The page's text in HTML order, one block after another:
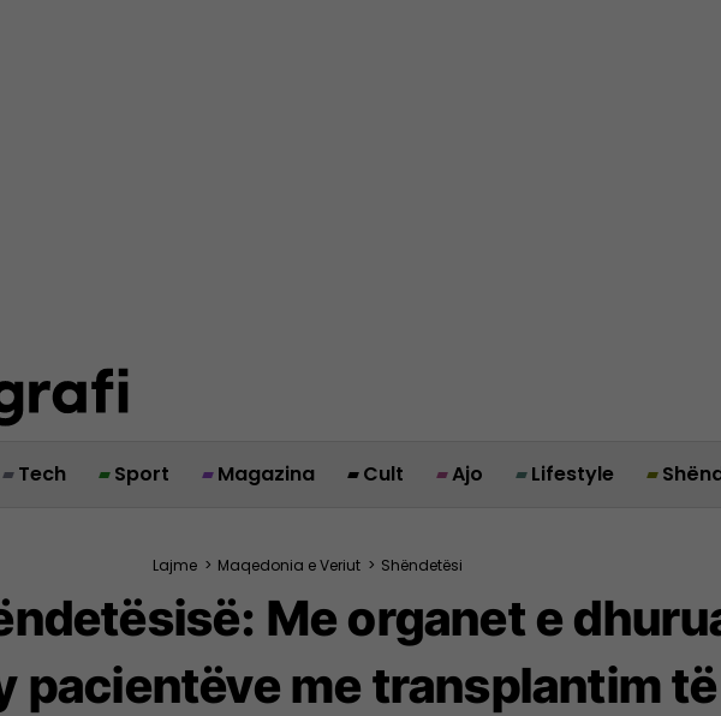
Tech Sport Magazina Cult Ajo Lifestyle
Lajme > Maqedonia e Veriut > Shëndetësi
Me organet e
pacientëve me transplantim